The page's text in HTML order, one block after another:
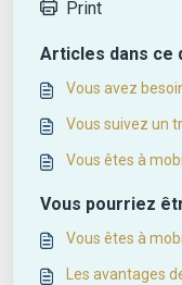
Print
Articles dans ce
Vous avez
Vous suivez un
Vous êtes à
Vous pourriez
Vous êtes à
Les avantages